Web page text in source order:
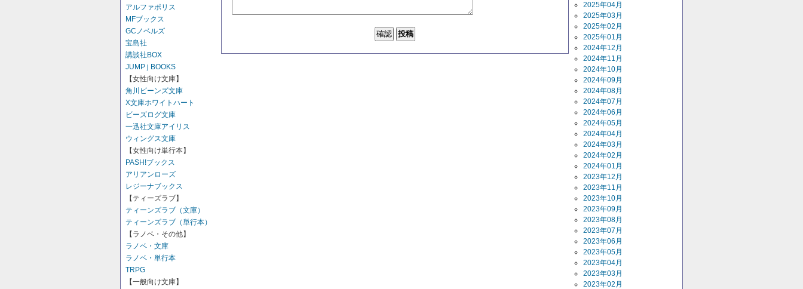
アルファポリス
MFブックス
GCノベルズ
宝島社
講談社BOX
JUMP j BOOKS
【女性向け文庫】
角川ビーンズ文庫
X文庫ホワイトハート
ビーズログ文庫
一迅社文庫アイリス
ウィングス文庫
【女性向け単行本】
PASH!ブックス
アリアンローズ
レジーナブックス
【ティーズラブ】
ティーンズラブ（文庫）
ティーンズラブ（単行本）
【ラノベ・その他】
ラノベ・文庫
ラノベ・単行本
TRPG
【一般向け文庫】
2025年04月
2025年03月
2025年02月
2025年01月
2024年12月
2024年11月
2024年10月
2024年09月
2024年08月
2024年07月
2024年06月
2024年05月
2024年04月
2024年03月
2024年02月
2024年01月
2023年12月
2023年11月
2023年10月
2023年09月
2023年08月
2023年07月
2023年06月
2023年05月
2023年04月
2023年03月
2023年02月